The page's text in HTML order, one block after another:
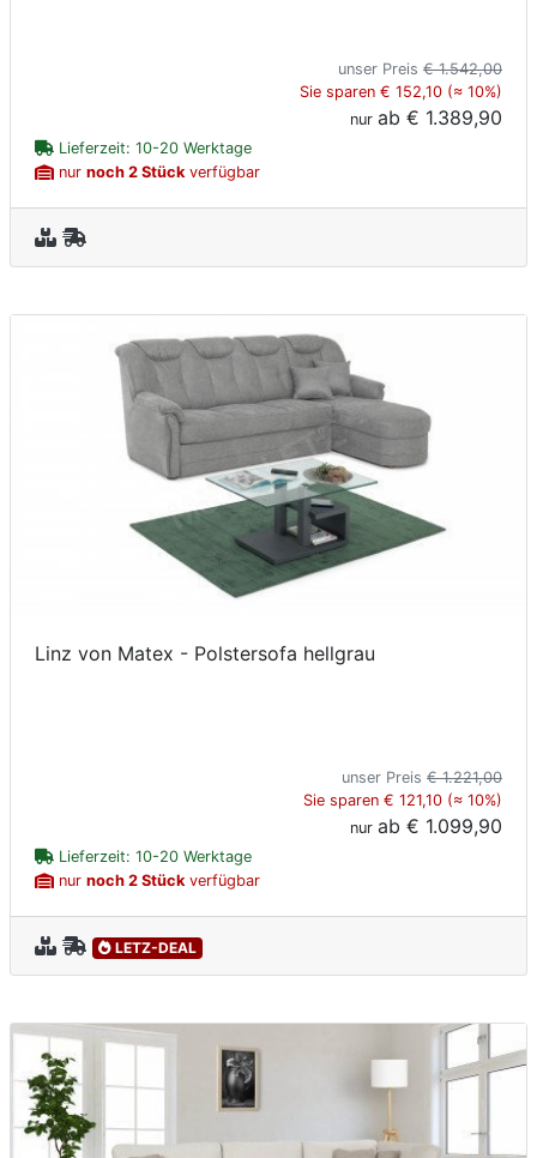
unser Preis € 1.542,00
Sie sparen € 152,10 (≈ 10%)
nur ab € 1.389,90
Lieferzeit: 10-20 Werktage
nur noch 2 Stückverfügbar
Linz von Matex - Polstersofa hellgrau
unser Preis € 1.221,00
Sie sparen € 121,10 (≈ 10%)
nur ab € 1.099,90
Lieferzeit: 10-20 Werktage
nur noch 2 Stückverfügbar
LETZ-DEAL